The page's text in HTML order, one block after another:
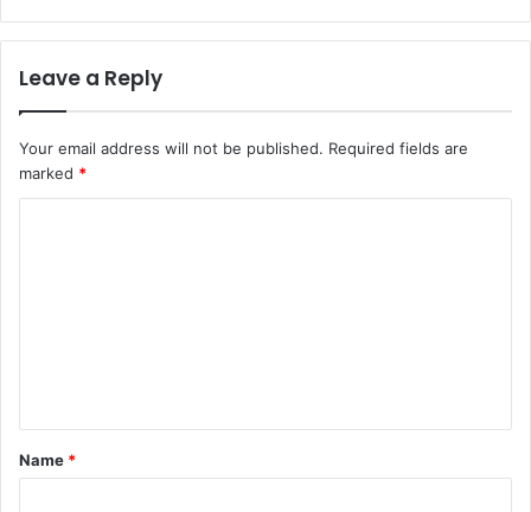
Leave a Reply
Your email address will not be published. Required fields are
marked *
t
*
Name *